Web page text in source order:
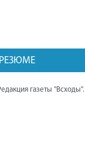
РЕЗЮМЕ
газеты